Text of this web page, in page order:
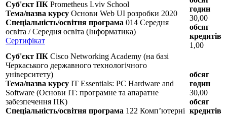
Суб'єкт ПК Prometheus Lviv School
Тема/назва курсу Основи Web UI розробки 2020
Спеціальність/освітня програма 014 Середня
освіта / Середня освіта (Інформатика)
Сертифікат
годин
30,00
обсяг
кредитів
1,00
Суб'єкт ПК Cisco Networking Academy (на базі
Черкаського державного технологічного
університету)
Тема/назва курсу IT Essentials: PC Hardware and
Software (Основи ІТ: програмне та апаратне
забезпечення ПК)
Спеціальність/освітня програма 122 Комп’ютерні
обсяг
годин
30,00
обсяг
кредитів